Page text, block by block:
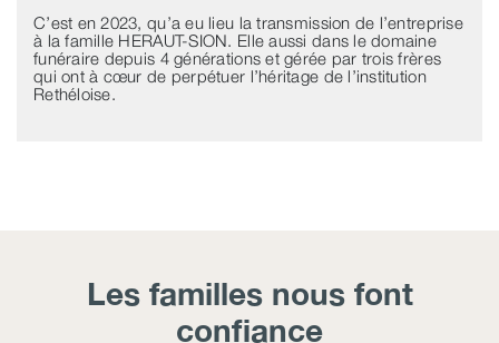
C’est en 2023, qu’a eu lieu la transmission de l’entreprise
à la famille HERAUT-SION. Elle aussi dans le domaine
funéraire depuis 4 générations et gérée par trois frères
qui ont à cœur de perpétuer l’héritage de l’institution
Rethéloise.
Les familles nous font
confiance